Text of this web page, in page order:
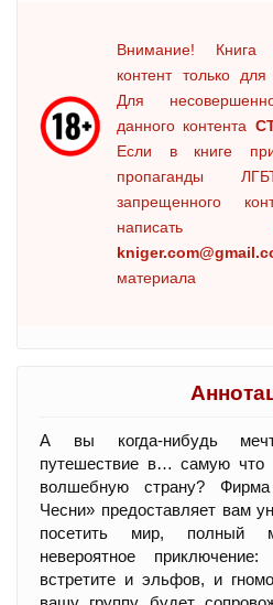
Внимание! Книга
контент только
Для
данного контента
Если в книге
пропаганды
запрещенного
материала
А вы когда-нибудь
путешествие в… самую что
волшебную страну?
Чесни» предоставляет вам
посетить мир, полный
невероятное
встретите и эльфов, и